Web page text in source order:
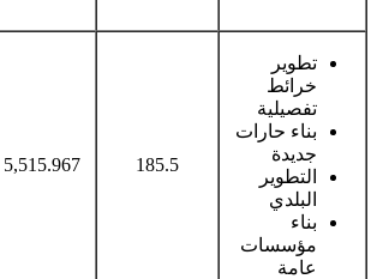
تطوير
خرائط
تفصيلية
بناء حارات
جديدة
التطوير
البلدي
بناء
مؤسسات
عامة
185.5
5,515.967